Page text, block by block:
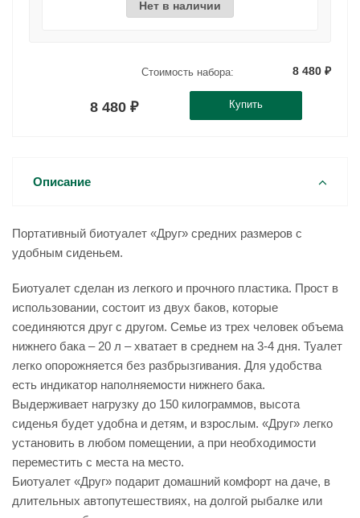
Нет в наличии
Стоимость набора: 8 480 ₽
8 480 ₽ Купить
Описание
Портативный биотуалет «Друг» средних размеров с
удобным сиденьем.
Биотуалет сделан из легкого и прочного пластика. Прост в
использовании, состоит из двух баков, которые
соединяются друг с другом. Семье из трех человек объема
нижнего бака – 20 л – хватает в среднем на 3-4 дня. Туалет
легко опорожняется без разбрызгивания. Для удобства
есть индикатор наполняемости нижнего бака.
Выдерживает нагрузку до 150 килограммов, высота
сиденья будет удобна и детям, и взрослым. «Друг» легко
установить в любом помещении, а при необходимости
переместить с места на место.
Биотуалет «Друг» подарит домашний комфорт на даче, в
длительных автопутешествиях, на долгой рыбалке или